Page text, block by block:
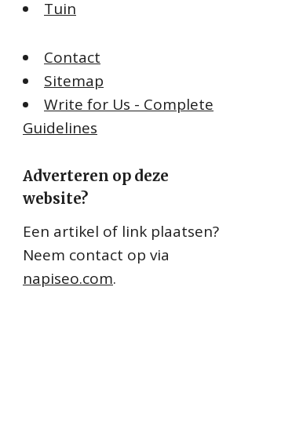
Tuin
Contact
Sitemap
Write for Us - Complete
Guidelines
Adverteren op deze
website?
Een artikel of link plaatsen?
Neem contact op via
napiseo.com.